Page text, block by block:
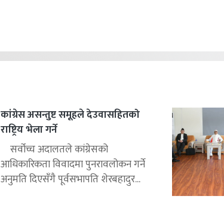
कांग्रेस असन्तुष्ट समूहले देउवासहितको
राष्ट्रिय भेला गर्ने
सर्वोच्च अदालतले कांग्रेसको
आधिकारिकता विवादमा पुनरावलोकन गर्ने
अनुमति दिएसँगै पूर्वसभापति शेरबहादुर...